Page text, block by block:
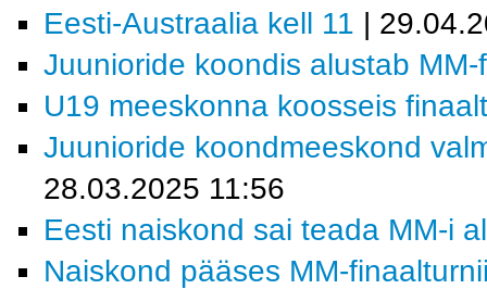
Eesti-Austraalia kell 11 |
Juunioride koondis alustab
U19 meeskonna koosseis
Juunioride koondmeeskond
28.03.2025 11:56
Eesti naiskond sai teada MM-i
Naiskond pääses MM-